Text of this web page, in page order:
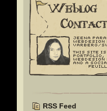
RSS Feed